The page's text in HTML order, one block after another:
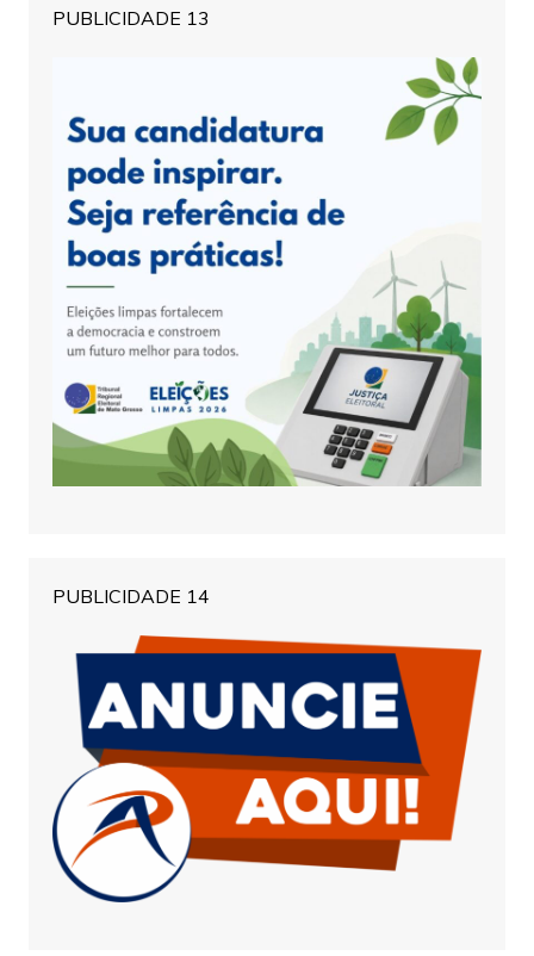
PUBLICIDADE 13
PUBLICIDADE 14